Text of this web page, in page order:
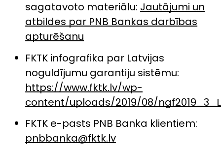
sagatavoto materiālu: Jautājumi un
atbildes par PNB Bankas darbības
apturēšanu
FKTK infografika par Latvijas
noguldījumu garantiju sistēmu:
https://www.fktk.lv/wp-
content/uploads/2019/08/
FKTK e-pasts PNB Banka klientiem:
pnbbanka@fktk.lv